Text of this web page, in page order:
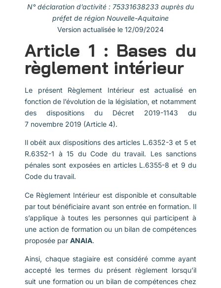
N° déclaration d’activité : 75331638233 auprès du
préfet de région Nouvelle-Aquitaine
Version actualisée le 12/09/2024
Article 1 : Bases du
règlement intérieur
Le présent Règlement Intérieur est actualisé en
fonction de l’évolution de la législation, et notamment
des dispositions du Décret 2019-1143 du
7 novembre 2019 (Article 4).
Il obéit aux dispositions des articles L.6352-3 et 5 et
R.6352-1 à 15 du Code du travail. Les sanctions
pénales sont exposées en articles L.6355-8 et 9 du
Code du travail.
Ce Règlement Intérieur est disponible et consultable
par tout bénéficiaire avant son entrée en formation. Il
s’applique à toutes les personnes qui participent à
une action de formation ou un bilan de compétences
proposée par ANAIA.
Ainsi, chaque stagiaire est considéré comme ayant
accepté les termes du présent règlement lorsqu’il
suit une formation ou un bilan de compétences chez